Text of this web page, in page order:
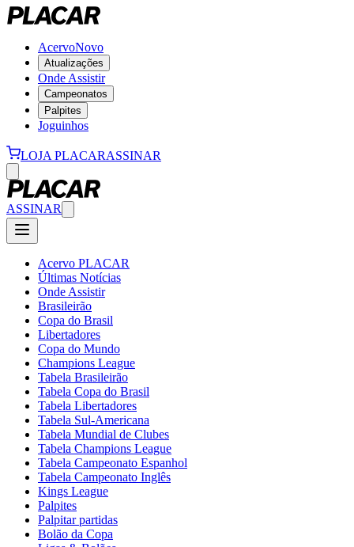
AcervoNovo
Atualizações
Onde Assistir
Campeonatos
Palpites
Joguinhos
LOJA PLACARASSINAR
ASSINAR
Acervo PLACAR
Últimas Notícias
Onde Assistir
Brasileirão
Copa do Brasil
Libertadores
Copa do Mundo
Champions League
Tabela Brasileirão
Tabela Copa do Brasil
Tabela Libertadores
Tabela Sul-Americana
Tabela Mundial de Clubes
Tabela Champions League
Tabela Campeonato Espanhol
Tabela Campeonato Inglês
Kings League
Palpites
Palpitar partidas
Bolão da Copa